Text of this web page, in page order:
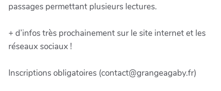
passages permettant plusieurs lectures.
+ d’infos très prochainement sur le site internet et les
réseaux sociaux !
Inscriptions obligatoires (contact@grangeagaby.fr)